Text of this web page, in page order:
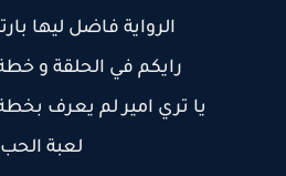
الرواية فاضل ليها
رايكم في الحلقة و خطة
يا تري امير لم يعرف
لعبة الحب